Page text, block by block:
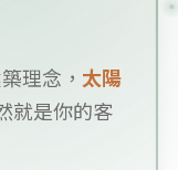
築理念，太陽
就是你的客